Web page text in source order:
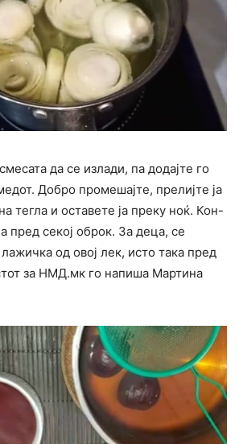
да се излади, па додајте го
Добро промешајте, прелијте ја
тегла и оставете ја преку ноќ. Кон-
пред секој оброк. За деца, се
од овој лек, исто така пред
за НМД.мк го напиша Мартина